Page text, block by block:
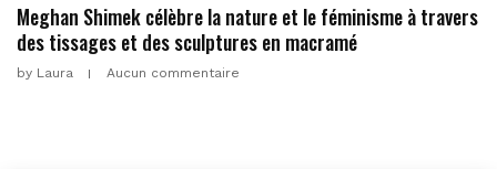
Meghan Shimek célèbre la nature et le féminisme à travers
des tissages et des sculptures en macramé
by Laura Aucun commentaire